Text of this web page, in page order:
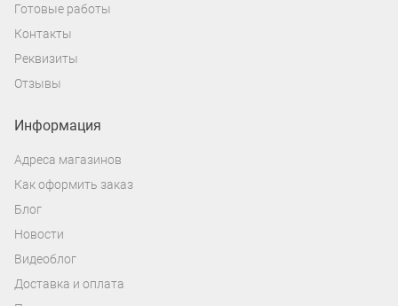
Готовые работы
Контакты
Реквизиты
Отзывы
Информация
Адреса магазинов
Как оформить заказ
Блог
Новости
Видеоблог
Доставка и оплата